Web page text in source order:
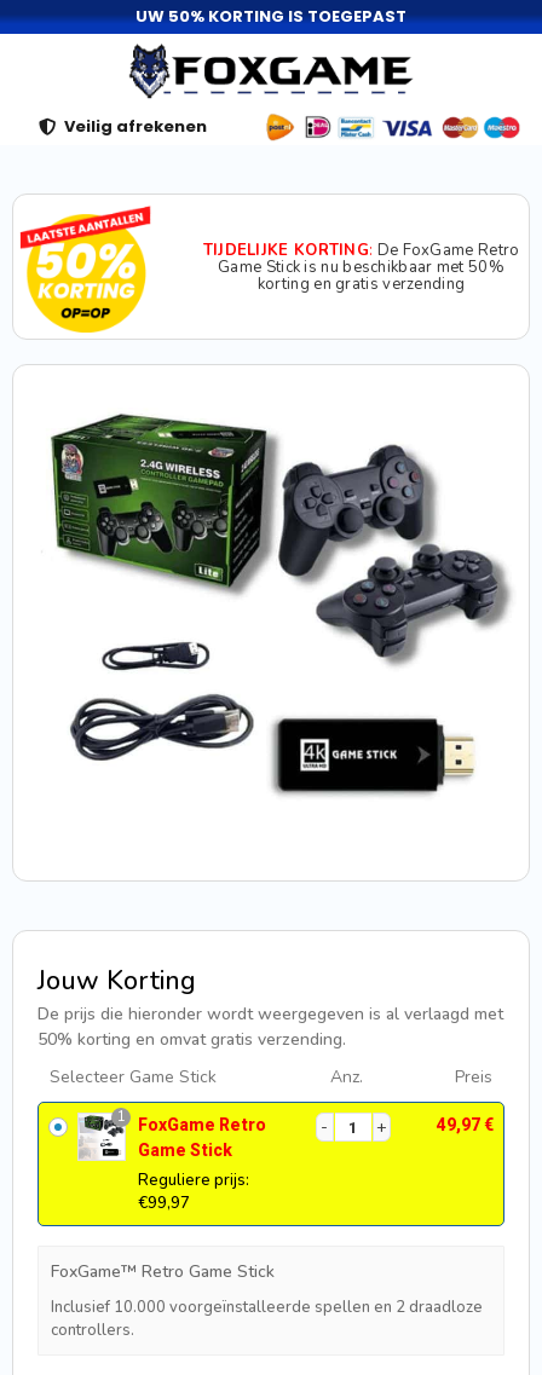
UW 50% KORTING IS TOEGEPAST
Veilig afrekenen
TIJDELIJKE KORTING: De FoxGame Retro
Game Stick is nu beschikbaar met 50%
korting en gratis verzending
Jouw Korting
De prijs die hieronder wordt weergegeven is al verlaagd met
50% korting en omvat gratis verzending.
Selecteer Game Stick
Anz. Preis
1
FoxGame Retro
Game Stick
Reguliere prijs:
€99,97
49,97€
FoxGame™ Retro Game Stick
Inclusief 10.000 voorgeïnstalleerde spellen en 2 draadloze
controllers.